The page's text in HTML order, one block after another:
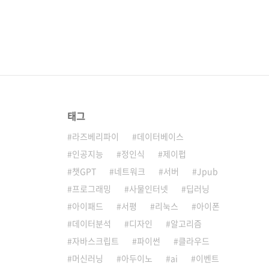
태그
라즈베리파이
데이터베이스
인공지능
정인식
제이펍
챗GPT
네트워크 서버
Jpub
프로그래밍
사물인터넷
딥러닝
아이패드
서평 리눅스
아이폰
데이터분석
디자인
알고리즘
자바스크립트
파이썬
클라우드
머신러닝
아두이노 ai 이벤트